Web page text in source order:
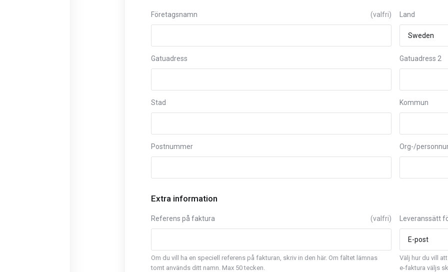
Företagsnamn (valfri) Land
Gatuadress Gatuadress 2
Stad Kommun
Postnummer Org-/
Extra information
Referens på faktura (valfri)
Om du vill ha en speciell referens på fakturan, skriv in den här. Om fältet lämnas
tomt används ditt namn. Max 50 tecken.
Leveranssätt
Välj hur du vill
e-faktura väljs